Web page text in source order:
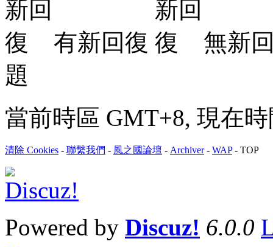
有新回復
無新
題
當前時區 GMT+8, 現在
清除 Cookies - 聯繫我們 - 風之國論壇 - Archiver- WAP- TOP
Powered by Discuz! 6.0.0